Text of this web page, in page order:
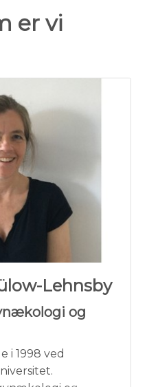
er vi
Lehnsby
og
i 1998 ved